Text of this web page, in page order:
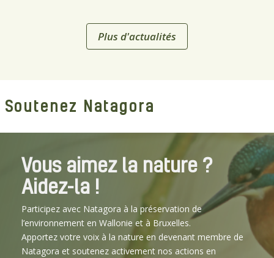
Plus d'actualités
Soutenez Natagora
Vous aimez la nature ?
Aidez-la !
Participez avec Natagora à la préservation de
l’environnement en Wallonie et à Bruxelles.
Apportez votre voix à la nature en devenant membre de
Natagora et soutenez activement nos actions en